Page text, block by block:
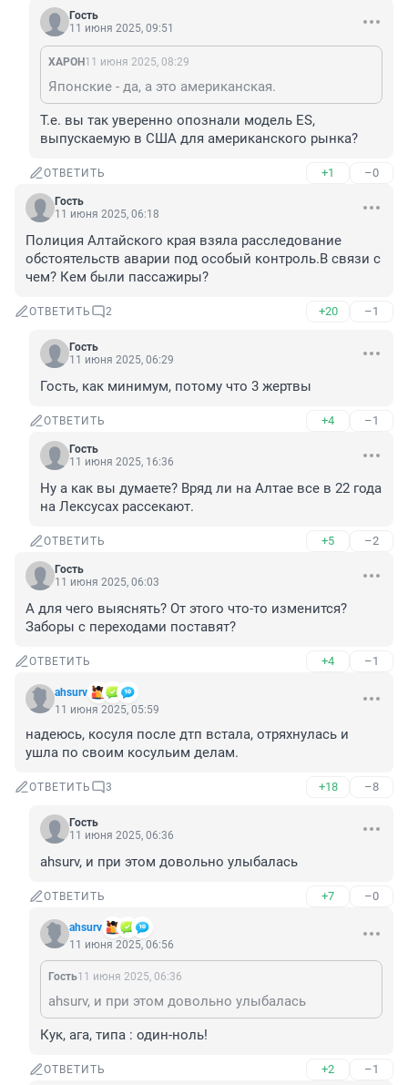
Гость
11 июня 2025, 09:51
XAPOH 11 июня 2025, 08:29
Японские - да, а это американская.
Т.е. вы так уверенно опознали модель ES,
выпускаемую в США для американского рынка?
ОТВЕТИТЬ +1 –0
Гость
11 июня 2025, 06:18
Полиция Алтайского края взяла расследование
обстоятельств аварии под особый контроль.В связи с
чем? Кем были пассажиры?
ОТВЕТИТЬ 2 +20 –1
Гость
11 июня 2025, 06:29
Гость, как минимум, потому что 3 жертвы
ОТВЕТИТЬ +4 –1
Гость
11 июня 2025, 16:36
Ну а как вы думаете? Вряд ли на Алтае все в 22 года
на Лексусах рассекают.
ОТВЕТИТЬ +5 –2
Гость
11 июня 2025, 06:03
А для чего выяснять? От этого что-то изменится?
Заборы с переходами поставят?
ОТВЕТИТЬ +4 –1
ahsurv
11 июня 2025, 05:59
надеюсь, косуля после дтп встала, отряхнулась и
ушла по своим косульим делам.
ОТВЕТИТЬ 3 +18 –8
Гость
11 июня 2025, 06:36
ahsurv, и при этом довольно улыбалась
ОТВЕТИТЬ +7 –0
ahsurv
11 июня 2025, 06:56
Гость11 июня 2025, 06:36
ahsurv, и при этом довольно улыбалась
Кук, ага, типа : один-ноль!
ОТВЕТИТЬ +2 –1